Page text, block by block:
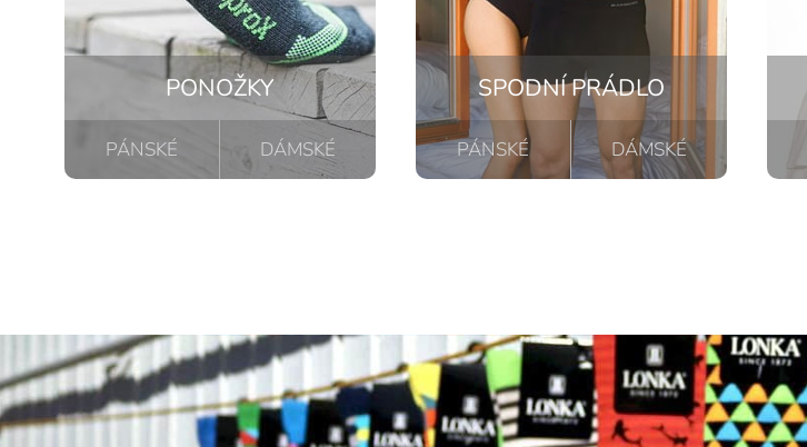
PONOŽKY
PÁNSKÉ DÁMSKÉ
SPODNÍ PRÁDLO
PÁNSKÉ DÁMSKÉ